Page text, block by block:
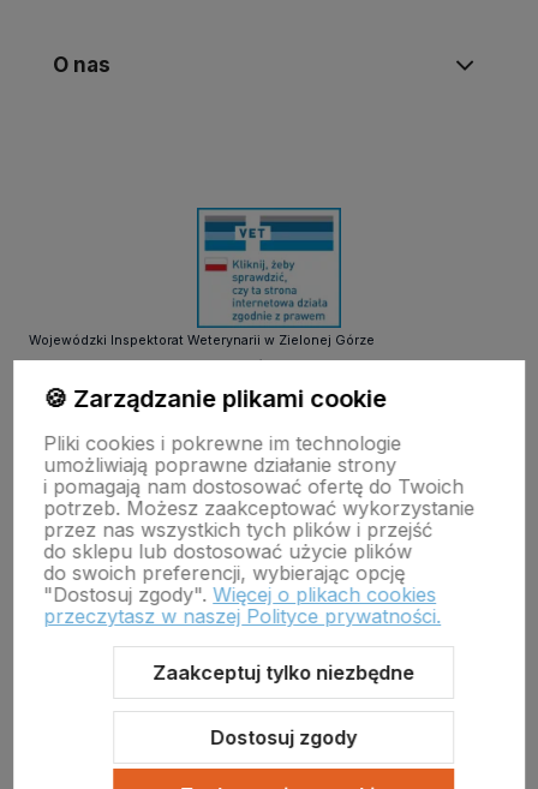
O nas
Wojewódzki Inspektorat Weterynarii w Zielonej Górze
tel. 68 453 73 00 tel. 68 453 73 01
zielonagora.wiw@wet.zgora.pl
GŁÓWNY INSPEKTORAT WETERYNARII
OBRÓT DETALICZNY PRODUKTAMI OTC NA ODLEGŁOŚĆ
Sklep internetowy Shoper Premium
Szablon Shoper Modern 3.0™
🍪 Zarządzanie plikami cookie
Pliki cookies i pokrewne im technologie
umożliwiają poprawne działanie strony
i pomagają nam dostosować ofertę do Twoich
potrzeb. Możesz zaakceptować wykorzystanie
przez nas wszystkich tych plików i przejść
do sklepu lub dostosować użycie plików
do swoich preferencji, wybierając opcję
"Dostosuj zgody". Więcej o plikach cookies
przeczytasz w naszej Polityce prywatności.
Zaakceptuj tylko niezbędne
Dostosuj zgody